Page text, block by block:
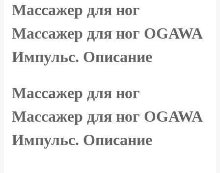
Массажер для ног
Массажер для ног OGAWA
Импульс. Описание
Массажер для ног
Массажер для ног OGAWA
Импульс. Описание